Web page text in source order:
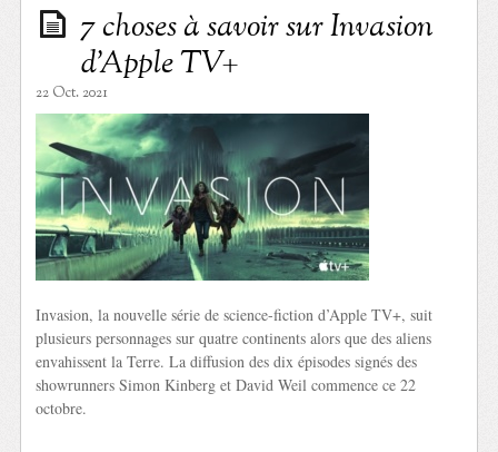
7 choses à savoir sur Invasion
d’Apple TV+
22 Oct. 2021
Invasion, la nouvelle série de science-fiction d’Apple TV+, suit
plusieurs personnages sur quatre continents alors que des aliens
envahissent la Terre. La diffusion des dix épisodes signés des
showrunners Simon Kinberg et David Weil commence ce 22
octobre.